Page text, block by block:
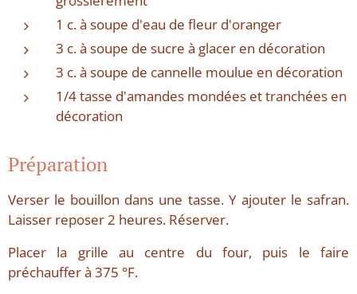
1 c. à soupe d'eau de fleur d'oranger
3 c. à soupe de sucre à glacer en décoration
3 c. à soupe de cannelle moulue en décoration
1/4 tasse d'amandes mondées et tranchées en
décoration
Préparation
Verser le bouillon dans une tasse. Y ajouter le safran.
Laisser reposer 2 heures. Réserver.
Placer la grille au centre du four, puis le faire
préchauffer à 375 °F.